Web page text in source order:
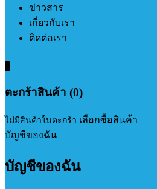
ข่าวสาร
เกี่ยวกับเรา
ติดต่อเรา
ตะกร้าสินค้า (0)
ไม่มีสินค้าในตะกร้า เลือกซื้อสินค้า
บัญชีของฉัน
บัญชีของฉัน